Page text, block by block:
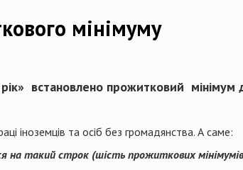
мінімуму
рік» встановлено прожитковий мінімум
іноземців та осіб без громадянства. А саме:
на такий строк (шість прожиткових